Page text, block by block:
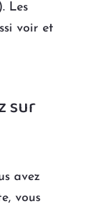
Les
voir et
sur
avez
vous